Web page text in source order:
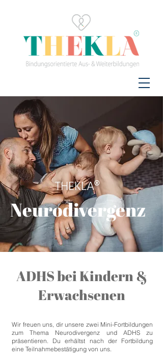
THEKLA®
Neurodivergenz
ADHS bei Kindern &
Erwachsenen
Wir freuen uns, dir unsere zwei Mini-Fortbildungen
zum Thema Neurodivergenz und ADHS zu
präsentieren. Du erhältst nach der Fortbildung
eine Teilnahmebestätigung von uns.